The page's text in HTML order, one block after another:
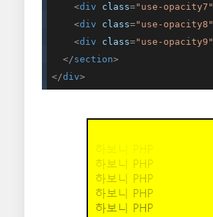
<div class="use-opacity7"
<div class="use-opacity8"
<div class="use-opacity9"
</section>
</div>